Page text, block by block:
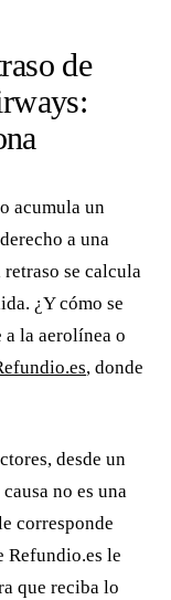
de
acumula un
a una
se calcula
¿Y cómo se
la aerolínea o
, donde
desde un
no es una
corresponde
Refundio.es le
que reciba lo